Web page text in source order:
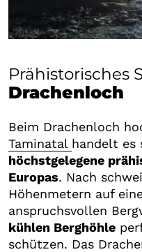
Prähistorisches
Drachenloch
Beim Drachenloch
Taminatal handelt es
höchstgelegene
Europas. Nach
Höhenmetern auf
anspruchsvollen
kühlen Berghöhle
schützen. Das